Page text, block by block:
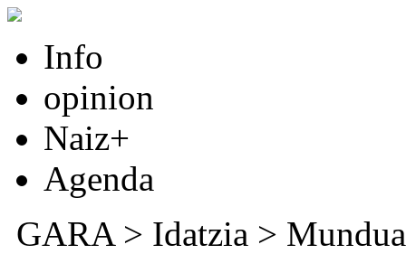
Info
opinion
Naiz+
Agenda
GARA> Idatzia > Mundua